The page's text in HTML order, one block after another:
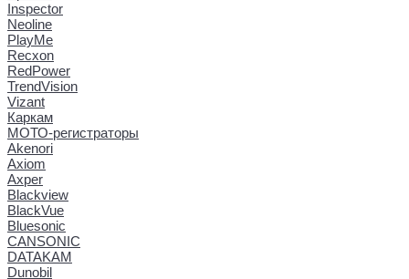
Inspector
Neoline
PlayMe
Recxon
RedPower
TrendVision
Vizant
Каркам
МОТО-регистраторы
Akenori
Axiom
Axper
Blackview
BlackVue
Bluesonic
CANSONIC
DATAKAM
Dunobil